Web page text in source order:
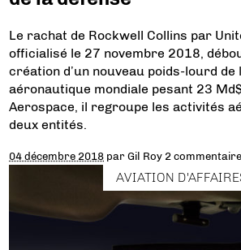
Le rachat de Rockwell Collins par
officialisé le 27 novembre 2018,
création d’un nouveau poids-lourd de
aéronautique mondiale pesant 23
Aerospace, il regroupe les activités
deux entités.
04 décembre 2018 parGil Roy 2
AVIATION